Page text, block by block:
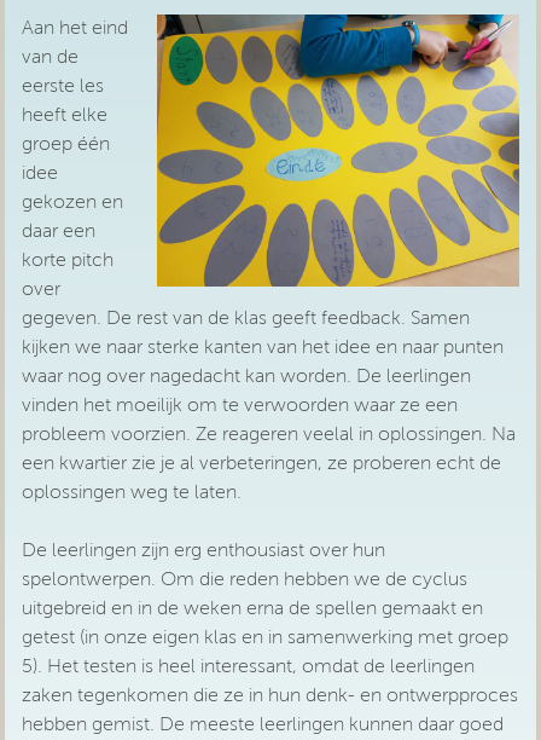
Aan het eind
van de
eerste les
heeft elke
groep één
idee
gekozen en
daar een
korte pitch
over
gegeven. De rest van de klas geeft feedback. Samen
kijken we naar sterke kanten van het idee en naar punten
waar nog over nagedacht kan worden. De leerlingen
vinden het moeilijk om te verwoorden waar ze een
probleem voorzien. Ze reageren veelal in oplossingen. Na
een kwartier zie je al verbeteringen, ze proberen echt de
oplossingen weg te laten.
De leerlingen zijn erg enthousiast over hun
spelontwerpen. Om die reden hebben we de cyclus
uitgebreid en in de weken erna de spellen gemaakt en
getest (in onze eigen klas en in samenwerking met groep
5). Het testen is heel interessant, omdat de leerlingen
zaken tegenkomen die ze in hun denk- en ontwerpproces
hebben gemist. De meeste leerlingen kunnen daar goed